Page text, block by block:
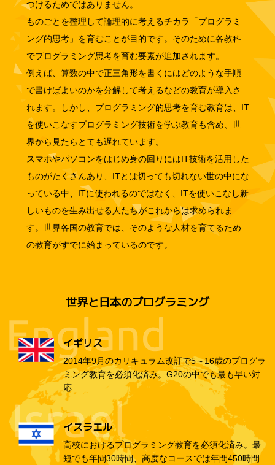
つけるためではありません。
ものごとを整理して論理的に考えるチカラ「プログラミ
ング的思考」を育むことが目的です。そのために各教科
でプログラミング思考を育む要素が追加されます。
例えば、算数の中で正三角形を書くにはどのような手順
で書けばよいのかを分解して考えるなどの教育が導入さ
れます。しかし、プログラミング的思考を育む教育は、IT
を使いこなすプログラミング技術を学ぶ教育も含め、世
界から見たらとても遅れています。
スマホやパソコンをはじめ身の回りにはIT技術を活用した
ものがたくさんあり、ITとは切っても切れない世の中にな
っている中、ITに使われるのではなく、ITを使いこなし新
しいものを生み出せる人たちがこれからは求められま
す。世界各国の教育では、そのような人材を育てるため
の教育がすでに始まっているのです。
世界と日本のプログラミング
イギリス
2014年9月のカリキュラム改訂で5～16歳のプログラ
ミング教育を必須化済み。G20の中でも最も早い対
応
イスラエル
高校におけるプログラミング教育を必須化済み。最
短でも年間30時間、高度なコースでは年間450時間